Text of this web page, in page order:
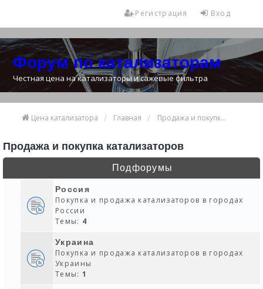
Вход
Регистрация
Форум по катализаторам
Честная цена на катализаторы и сажевые фильтра
Цена катализатора Главная Продажа и покупка катализаторов
Продажа и покупка катализаторов
Подфорумы
Россия
Покупка и продажа катализаторов в городах
России
Темы: 4
Украина
Покупка и продажа катализаторов в городах
Украины
Темы: 1